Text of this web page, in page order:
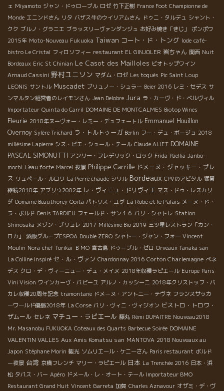
った長男の名前のキュヴェ、ティボーは絶品。 ● リオ
ネル・ゴビーの造るワインは父親ジェラールの造るテロワール感
の強い、天て地でいうと地の強いワインから天の力の強いワイン
に進化している。またお互いのキャラクターの違い、人によって
ワインは変わる。面白い。 続く。。。 筆：竹下
ェ Miyamoto ジャン・ドゥローブル ロゼ 竹下正樹 France Foot Championne de
Monde エニンドさん リタ バザス牛のウイリアムさん ドゥニ・タルデュ シャント・
クク ブルノ・グラニエ ブラッスリーヴァンダンジュ お好み焼き「きじ」
ポンポワ
2015年 Moto-Nouveau Fukuoka Taiwan コート・ド・トング Iode café-
bistro Le Cristal フィロソフィー restaurant EL GINJOLER 岩ちゃん 関西 Nuit
Bordeaux Eric St Chinian Le Casot des Mailloles ビオトップワイン
Arnaud Cassini 野村ユニソン マダム・ロゼ Les toqués Pic Saint Loup
LEONIS サントル Muscadet ブリュノー・シュラー Beier 2016 レミ・セデス サ
ンマルタン経営者のレイモンさん Jean Delobre Jura ラ・カーヴ・ド・ベルヴィル
Importateur Quinta do Carril DOMAINE DE MONTCALMES Biotop Wines
Fleurie 2018年ヌーヴォー・レミー・デュフェートル Emmanuel Houillon
Overnoy Sylère Trichard ラ・トルトゥーガ Berlin フー・デュ・ボージョ 2018
millésime Lapierre シス・ピエ・シュール・テール Claude ALIET DOMAINE
PASCAL SIMONUTTI アンリー・フレデリック・ロック Frida Paellia Janbo-
mochi L'eau forte Marcel 夜景 Philippe Carrille ドメーヌ・ジャッキー・プレ
ス リュペール・ルロワ La Pierre chaude シリル Bordeaux CPVのアビタル 猛暑
継続2018年 アブリウ2002年 レ・ヴィニュ・ドリヴィエ マス・ドゥ・レスカリ
ダ Domaine Beauthorey Ooita パトリス・ユグ La Robe et le Palais メーヌ・ド・
ラ・ボルド Denis TARDIEU フェールド・サン１６ パリ・シャトレ Station
Shinosaka メゾン・ブリュレ 2017 Millésime Bio 2019 三ツ星レストラン「カン・
ロカ」
酒販グループESPOA Double ZERO シャトー・ジャン・フォー Vincent
Moulin Nora chef Torikai ＢＭО 宮古島 ドゥーブル・ゼロ Orveaux Tanaka san
La Colline Inspiré セ・ル・ヴァン Chardonnay 2016 Corton Charlemagne ぺネ
デス クロ・デ・ヴィーニュー・デュ・メイヌ 2018年収穫ラピエール Europe Paris
Vini Vision ワインカーヴ・パピーユ アルノ・カッシーニ 2018年クリストッフ・パ
カレ収穫20周年記念 tramontane ドメーヌ・アント二ー・テヴネ フランスサッカ
ーワールド優勝2018年 La Corse パリ・ヴィニ・ヴィジオン ビストロ・トロワ・
ザムール セレネ マチュー・ラピエール 藤丸 Rémi DUFAITRE Nouveau2018
Mr. Masanobu FUKUOKA Coteaux des Quarts Barbecue Soirée DOMAINE
VALENTIN VALLES Aux Amis Komatsu san MANTOVA 2018 Nouveaux au
Japon Stéphane Morin 観光 ソムリエール・ケニーさん Paris restaurant ボルド
ー夜景 台湾 京橋フレンチ マリー・ラピエール 日本 La Trenchée 2016 日本・浜
松 タパス・バー Apéro ドメール・レ・オート・テール Importateur BMO
Restaurant Grand Huit Vincent Garreta 加賀 Charles Aznavour オザミ・デ・ヴ